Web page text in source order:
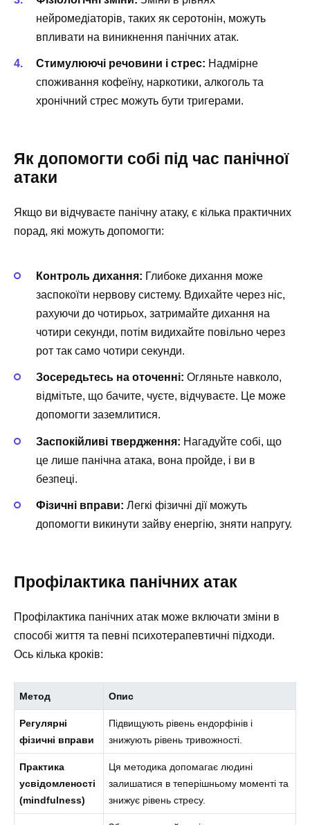
нейромедіаторів, таких як серотонін, можуть
впливати на виникнення панічних атак.
Стимулюючі речовини і стрес: Надмірне
споживання кофеїну, наркотики, алкоголь та
хронічний стрес можуть бути тригерами.
Як допомогти собі під час панічної
атаки
Якщо ви відчуваєте панічну атаку, є кілька практичних
порад, які можуть допомогти:
Контроль дихання: Глибоке дихання може
заспокоїти нервову систему. Вдихайте через ніс,
рахуючи до чотирьох, затримайте дихання на
чотири секунди, потім видихайте повільно через
рот так само чотири секунди.
Зосередьтесь на оточенні: Огляньте навколо,
відмітьте, що бачите, чуєте, відчуваєте. Це може
допомогти заземлитися.
Заспокійливі твердження: Нагадуйте собі, що
це лише панічна атака, вона пройде, і ви в
безпеці.
Фізичні вправи: Легкі фізичні дії можуть
допомогти викинути зайву енергію, зняти напругу.
Профілактика панічних атак
Профілактика панічних атак може включати зміни в
способі життя та певні психотерапевтичні підходи.
Ось кілька кроків:
Метод Опис
Регулярні
фізичні вправи
Підвищують рівень ендорфінів і
знижують рівень тривожності.
Практика
усвідомленості
(mindfulness)
Ця методика допомагає людині
залишатися в теперішньому моменті та
знижує рівень стресу.